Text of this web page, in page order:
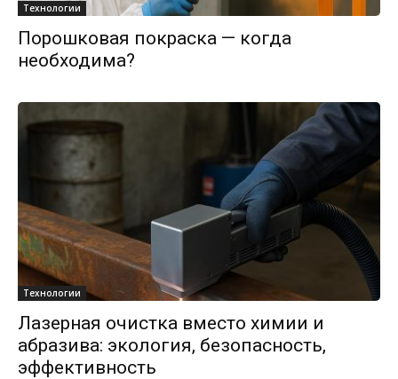
Технологии
Порошковая покраска — когда
необходима?
Технологии
Лазерная очистка вместо химии и
абразива: экология, безопасность,
эффективность